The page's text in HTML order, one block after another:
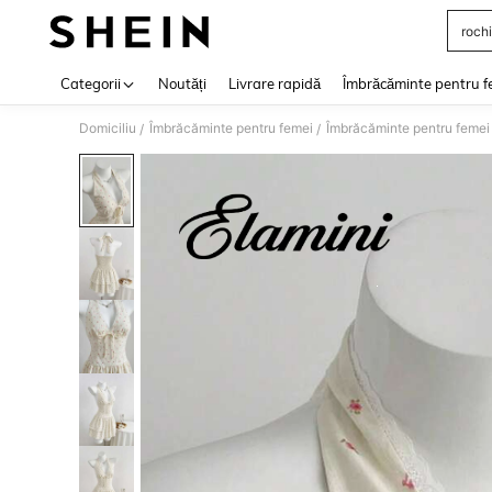
Categorii Noutăți Livrare rapidă Îmbrăcăminte pentru
Domiciliu / Îmbrăcăminte pentru femei / Îmbrăcăminte pentru femei